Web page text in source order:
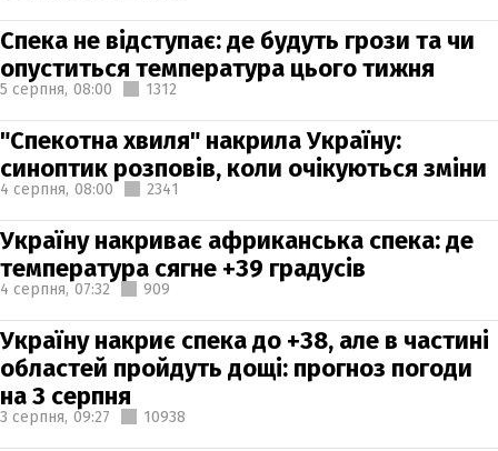
Спека не відступає: де будуть грози та чи
опуститься температура цього тижня
5 серпня, 08:00 1312
"Спекотна хвиля" накрила Україну:
синоптик розповів, коли очікуються зміни
4 серпня, 08:00 2341
Україну накриває африканська спека: де
температура сягне +39 градусів
4 серпня, 07:32 909
Україну накриє спека до +38, але в частині
областей пройдуть дощі: прогноз погоди
на 3 серпня
3 серпня, 09:27 10938